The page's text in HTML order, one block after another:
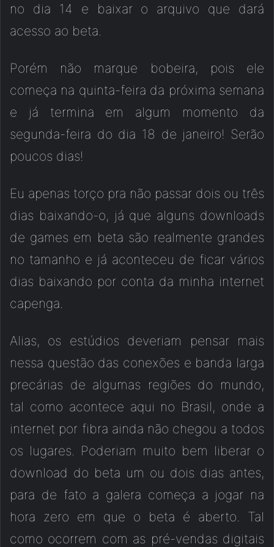
no dia 14 e baixar o arquivo que dará
acesso ao beta.
Porém não marque bobeira, pois ele
começa na quinta-feira da próxima semana
e já termina em algum momento da
segunda-feira do dia 18 de janeiro! Serão
poucos dias!
Eu apenas torço pra não passar dois ou três
dias baixando-o, já que alguns downloads
de games em beta são realmente grandes
no tamanho e já aconteceu de ficar vários
dias baixando por conta da minha internet
capenga.
Alias, os estúdios deveriam pensar mais
nessa questão das conexões e banda larga
precárias de algumas regiões do mundo,
tal como acontece aqui no Brasil, onde a
internet por fibra ainda não chegou a todos
os lugares. Poderiam muito bem liberar o
download do beta um ou dois dias antes,
para de fato a galera começa a jogar na
hora zero em que o beta é aberto. Tal
como ocorrem com as pré-vendas digitais